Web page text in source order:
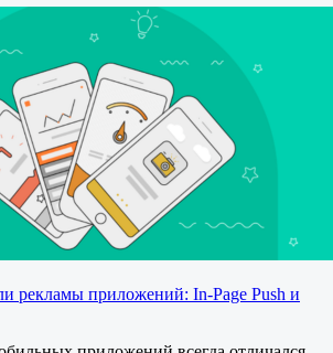
рекламы приложений: In-Page Push и